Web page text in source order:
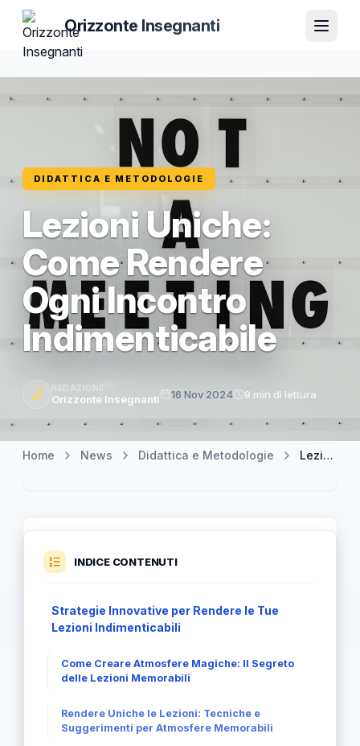
Orizzonte Insegnanti
DIDATTICA E METODOLOGIE
Lezioni Uniche:
Come Rendere
Ogni Incontro
Indimenticabile
REDAZIONE
Orizzonte Insegnanti 16 Nov 2024 9 min di lettura
Home News Didattica e Metodologie Lezioni Uniche: Come Rendere Ogni Incontro Indimenticabile
INDICE CONTENUTI
Strategie Innovative per Rendere le Tue
Lezioni Indimenticabili
Come Creare Atmosfere Magiche: Il Segreto
delle Lezioni Memorabili
Rendere Uniche le Lezioni: Tecniche e
Suggerimenti per Atmosfere Memorabili